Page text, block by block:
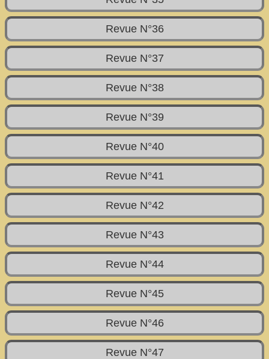
Revue N°36
Revue N°37
Revue N°38
Revue N°39
Revue N°40
Revue N°41
Revue N°42
Revue N°43
Revue N°44
Revue N°45
Revue N°46
Revue N°47